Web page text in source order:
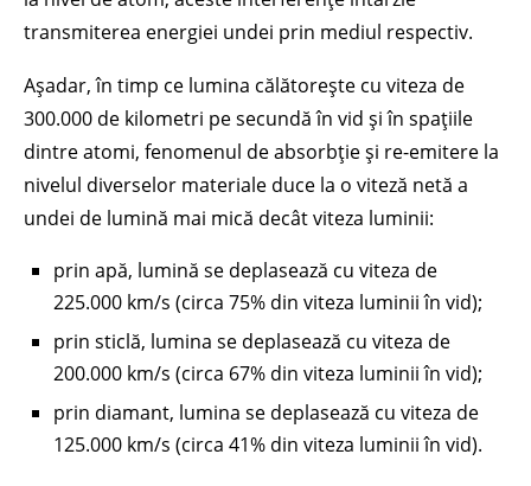
transmiterea energiei undei prin mediul respectiv.
Așadar, în timp ce lumina călătorește cu viteza de
300.000 de kilometri pe secundă în vid și în spațiile
dintre atomi, fenomenul de absorbție și re-emitere la
nivelul diverselor materiale duce la o viteză netă a
undei de lumină mai mică decât viteza luminii:
prin apă, lumină se deplasează cu viteza de
225.000 km/s (circa 75% din viteza luminii în vid);
prin sticlă, lumina se deplasează cu viteza de
200.000 km/s (circa 67% din viteza luminii în vid);
prin diamant, lumina se deplasează cu viteza de
125.000 km/s (circa 41% din viteza luminii în vid).